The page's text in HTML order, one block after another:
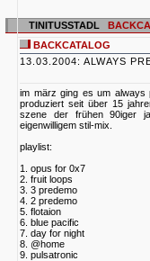
TINITUSSTADL
BACKCATALOG
13.03.2004: ALWAYS
im märz ging es um always
produziert seit über 15
szene der frühen 90iger
eigenwilligem stil-mix.
playlist:
1. opus for 0x7
2. fruit loops
3. 3 predemo
4. 2 predemo
5. flotaion
6. blue pacific
7. day for night
8. @home
9. pulsatronic